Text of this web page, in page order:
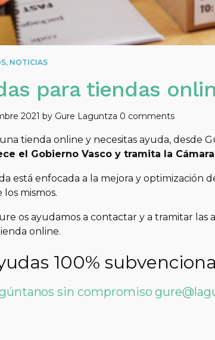
, NOTICIAS
para tiendas
2021 by Gure Laguntza 0 comments
tienda online y necesitas ayuda, desde
el Gobierno Vasco y tramita la
está enfocada a la mejora y optimización
mismos.
os ayudamos a contactar y a tramitar
online.
100%
sin compromiso